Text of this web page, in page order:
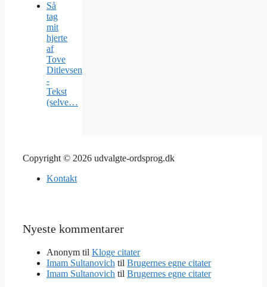
Så
tag
mit
hjerte
af
Tove
Ditlevsen
-
Tekst
(selve…
Copyright © 2026 udvalgte-ordsprog.dk
Kontakt
Nyeste kommentarer
Anonym til Kloge citater
Imam Sultanovich til Brugernes egne citater
Imam Sultanovich til Brugernes egne citater